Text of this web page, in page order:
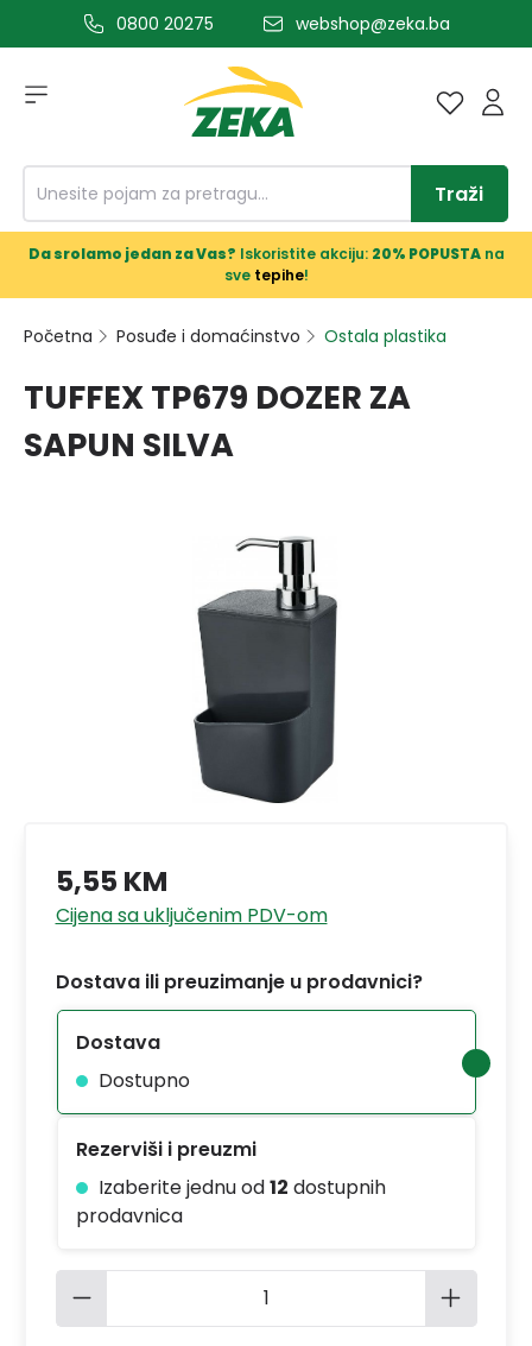
glavni sadržaj0800 20275 webshop@zeka.ba
Traži
Da srolamo jedan za Vas? Iskoristite akciju: 20% POPUSTAna
sve tepihe!
Početna Posuđe i domaćinstvo Ostala plastika
TUFFEX TP679 DOZER ZA
SAPUN SILVA
5,55 KM
Cijena sa uključenim PDV-om
Dostava ili preuzimanje u prodavnici?
Dostava
Dostupno
Rezerviši i preuzmi
Izaberite jednu od12 dostupnih
prodavnica
Količina proizvoda: Unesite